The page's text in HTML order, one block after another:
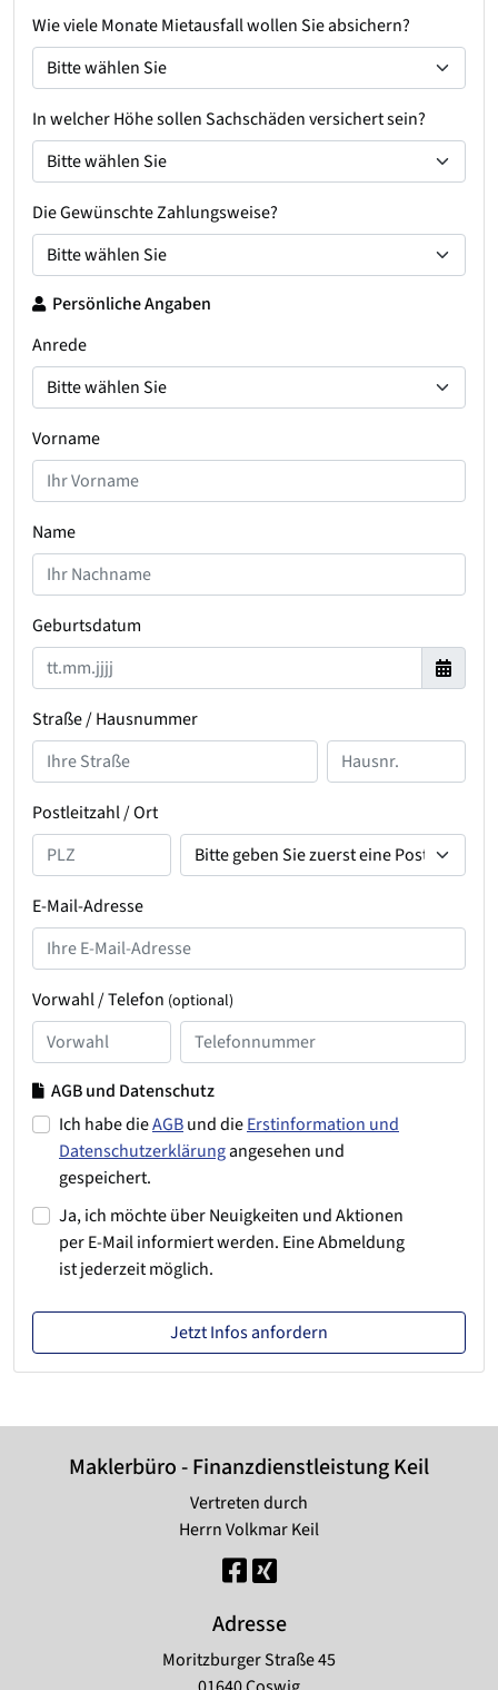
Wie viele Monate Mietausfall wollen Sie absichern?
In welcher Höhe sollen Sachschäden versichert sein?
Die Gewünschte Zahlungsweise?
Persönliche Angaben
Anrede
Vorname
Name
Geburtsdatum
Straße / Hausnummer
Postleitzahl / Ort
E-Mail-Adresse
Vorwahl / Telefon (optional)
AGB und Datenschutz
Ich habe dieAGBund dieErstinformation und
Datenschutzerklärungangesehen und
gespeichert.
Ja, ich möchte über Neuigkeiten und Aktionen
per E-Mail informiert werden. Eine Abmeldung
ist jederzeit möglich.
Jetzt Infos anfordern
Maklerbüro - Finanzdienstleistung Keil
Vertreten durch
Herrn Volkmar Keil
Adresse
Moritzburger Straße 45